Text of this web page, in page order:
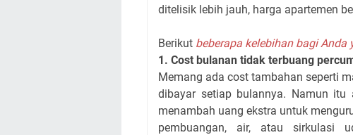
ditelisik lebih jauh, harga apartemen
Berikut beberapa kelebihan bagi
1. Cost bulanan tidak terbuang
Memang ada cost tambahan seperti
dibayar setiap bulannya. Namun
menambah uang ekstra untuk
pembuangan, air, atau sirkulasi